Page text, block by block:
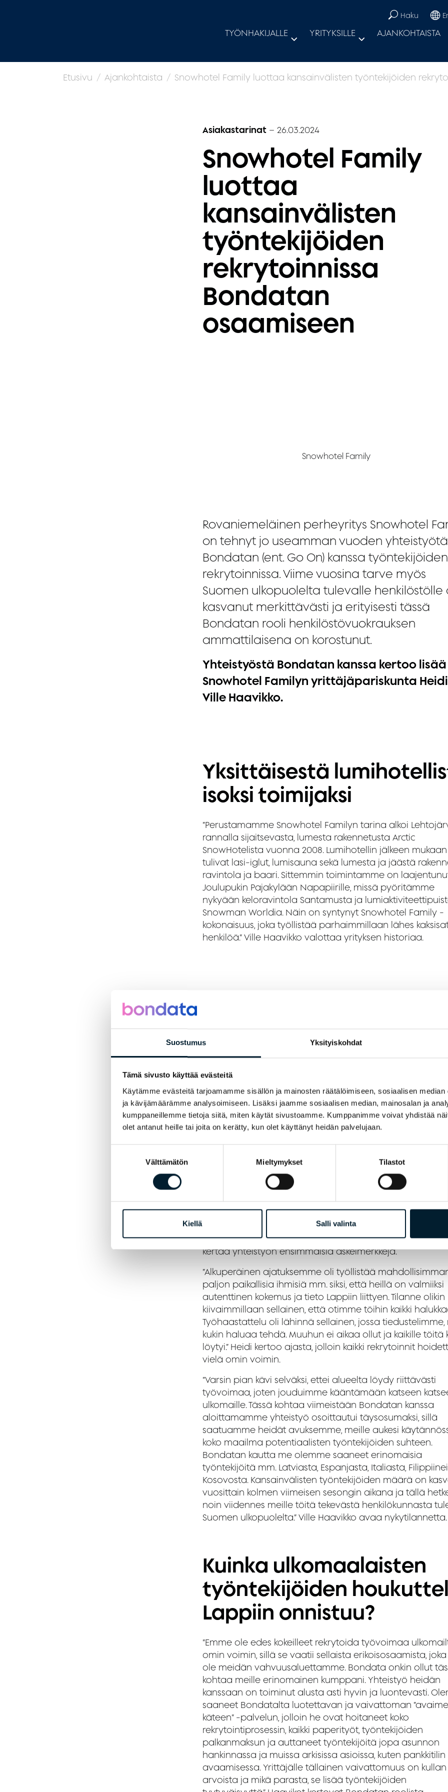
Suostumus Yksityiskohdat
Tämä sivusto käyttää evästeitä
Käytämme evästeitä tarjoamamme sisällön ja mainosten räätälöimiseen, sosiaalisen
ja kävijämäärämme analysoimiseen. Lisäksi jaamme sosiaalisen median, mainosalan ja
kumppaneillemme tietoja siitä, miten käytät sivustoamme. Kumppanimme voivat yhdistää
olet antanut heille tai joita on kerätty, kun olet käyttänyt heidän palvelujaan.
Välttämätön Mieltymykset Tilastot
Kiellä Salli valinta
TYÖNHAKIJALLE YRITYKSILLE AJANKOHTAISTA
Haku
Etusivu Ajankohtaista Snowhotel Family luottaa kansainvälisten työntekijöiden
Asiakastarinat – 26.03.2024
Snowhotel Family
luottaa
kansainvälisten
työntekijöiden
rekrytoinnissa
Bondatan
osaamiseen
Snowhotel Family
Rovaniemeläinen perheyritys Snowhotel
on tehnyt jo useamman vuoden yhteistyötä
Bondatan (ent. Go On) kanssa
rekrytoinnissa. Viime vuosina tarve myös
Suomen ulkopuolelta tulevalle henkilöstölle
kasvanut merkittävästi ja erityisesti tässä
Bondatan rooli henkilöstövuokrauksen
ammattilaisena on korostunut.
Yhteistyöstä Bondatan kanssa kertoo lisää
Snowhotel Familyn yrittäjäpariskunta
Ville Haavikko.
Yksittäisestä
isoksi toimijaksi
”Perustamamme Snowhotel Familyn tarina alkoi
rannalla sijaitsevasta, lumesta rakennetusta Arctic
SnowHotelista vuonna 2008. Lumihotellin jälkeen mukaan
tulivat lasi-iglut, lumisauna sekä lumesta ja jäästä
ravintola ja baari. Sittemmin toimintamme on
Joulupukin Pajakylään Napapiirille, missä pyöritämme
nykyään keloravintola Santamusta ja
Snowman Worldia. Näin on syntynyt Snowhotel Family -
kokonaisuus, joka työllistää parhaimmillaan lähes
henkilöä.” Ville Haavikko valottaa yrityksen historiaa.
Kasvu vaatii paljon
rekrytointeja
”Keskustelimme Bondatan kanssa henkilöstötarpeista
ensimmäistä kertaa vuonna 2021, siihen saakka olimme
hoitaneet kaiken itse. Elimme tuolloin koronan
aallon jälkeistä aikaan ja kun kiinnostus Lapin matkailuun
kasvoi merkittävästi, tarvitsimme kiireesti lisää työvoimaa
eivätkä omat resurssimme enää riittäneet. Niinpä
valita bondatan yhteistyökumppaniksemme.” Heidi
kertaa yhteistyön ensimmäisiä askelmerkkejä.
”Alkuperäinen ajatuksemme oli työllistää
paljon paikallisia ihmisiä mm. siksi, että heillä on valmiiksi
autenttinen kokemus ja tieto Lappiin liittyen. Tilanne olikin
kiivaimmillaan sellainen, että otimme töihin kaikki
Työhaastattelu oli lähinnä sellainen, jossa tiedustelimme,
kukin haluaa tehdä. Muuhun ei aikaa ollut ja kaikille töitä
löytyi.” Heidi kertoo ajasta, jolloin kaikki rekrytoinnit
vielä omin voimin.
”Varsin pian kävi selväksi, ettei alueelta löydy riittävästi
työvoimaa, joten jouduimme kääntämään katseen
ulkomaille. Tässä kohtaa viimeistään Bondatan kanssa
aloittamamme yhteistyö osoittautui täysosumaksi, sillä
saatuamme heidät avuksemme, meille aukesi
koko maailma potentiaalisten työntekijöiden suhteen.
Bondatan kautta me olemme saaneet erinomaisia
työntekijöitä mm. Latviasta, Espanjasta, Italiasta,
Kosovosta. Kansainvälisten työntekijöiden määrä on
vuosittain kolmen viimeisen sesongin aikana ja tällä
noin viidennes meille töitä tekevästä henkilökunnasta
Suomen ulkopuolelta.” Ville Haavikko avaa nykytilannetta.
Kuinka ulkomaalaisten
työntekijöiden
Lappiin onnistuu?
”Emme ole edes kokeilleet rekrytoida työvoimaa
omin voimin, sillä se vaatii sellaista erikoisosaamista, joka
ole meidän vahvuusaluettamme. Bondata onkin ollut
kohtaa meille erinomainen kumppani. Yhteistyö heidän
kanssaan on toiminut alusta asti hyvin ja luontevasti.
saaneet Bondatalta luotettavan ja vaivattoman
käteen” -palvelun, jolloin he ovat hoitaneet koko
rekrytointiprosessin, kaikki paperityöt, työntekijöiden
palkanmaksun ja auttaneet työntekijöitä jopa asunnon
hankinnassa ja muissa arkisissa asioissa, kuten pankkitilin
avaamisessa. Yrittäjälle tällainen vaivattomuus on kullan
arvoista ja mikä parasta, se lisää työntekijöiden